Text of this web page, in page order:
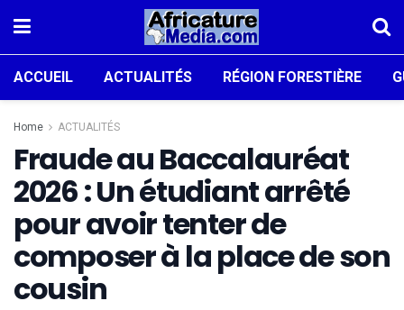
ACCUEIL ACTUALITÉS RÉGION FORESTIÈRE
Home ACTUALITÉS
Fraude au Baccalauréat
2026 : Un étudiant arrêté
pour avoir tenter de
composer à la place de son
cousin